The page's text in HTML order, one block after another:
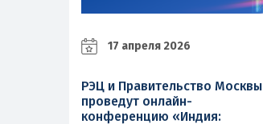
17 апреля 2026
РЭЦ и Правительство Москвы
проведут онлайн-
конференцию «Индия: